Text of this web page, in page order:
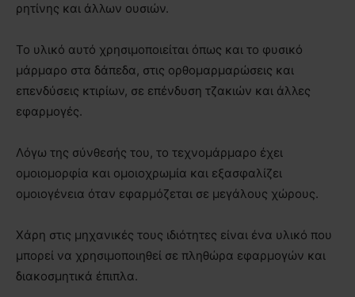
ρητίνης και άλλων ουσιών.
Το υλικό αυτό χρησιμοποιείται όπως και το φυσικό
μάρμαρο στα δάπεδα, στις ορθομαρμαρώσεις και
επενδύσεις κτιρίων, σε επένδυση τζακιών και άλλες
εφαρμογές.
Λόγω της σύνθεσής του, το τεχνομάρμαρο έχει
ομοιομορφία και ομοιοχρωμία και εξασφαλίζει
ομοιογένεια όταν εφαρμόζεται σε μεγάλους χώρους.
Χάρη στις μηχανικές τους ιδιότητες είναι ένα υλικό που
μπορεί να χρησιμοποιηθεί σε πληθώρα εφαρμογών και
διακοσμητικά έπιπλα.